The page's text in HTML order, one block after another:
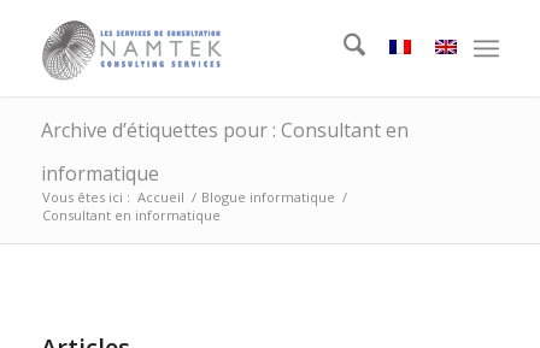
Archive d’étiquettes pour : Consultant en
informatique
Vous êtes ici : Accueil / Blogue informatique /
Consultant en informatique